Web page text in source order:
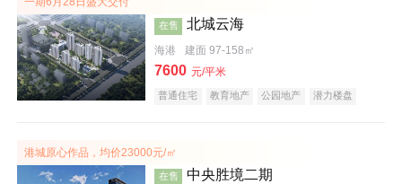
实景图
在售 北城云海
海港 建面 97-158㎡
7600 元/平米
普通住宅 教育地产 公园地产 潜力楼盘
港城原心作品，均价23000元/㎡
在售 中央胜境二期